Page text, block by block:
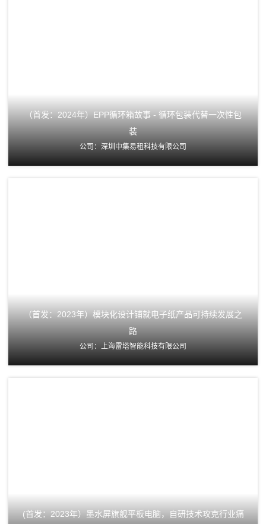
（首发：2024年）EPP循环箱故事 - 循环包装代替一次性包
装
公司：深圳中集易租科技有限公司
（首发：2023年）模块化设计铺就电子纸产品可持续发展之
路
公司：上海雷塔智能科技有限公司
(首发：2023年）墨水屏旗舰平板电脑，自研技术攻克行业痛